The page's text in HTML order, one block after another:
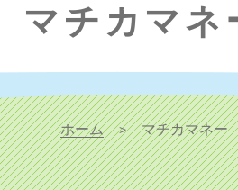
マチカマネ
ホーム > マチカマネー